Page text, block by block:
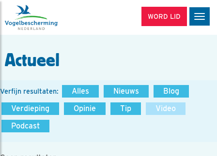
WORD LID
Actueel
Verfijn resultaten: Alles Nieuws
Blog
Verdieping
Opinie Tip
Video
Podcast